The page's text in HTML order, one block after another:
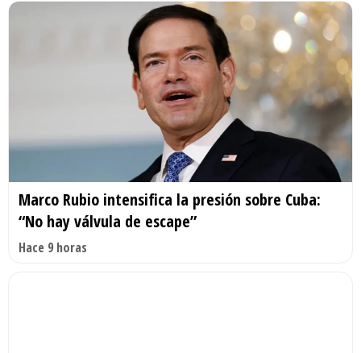
Marco Rubio intensifica la presión sobre Cuba:
“No hay válvula de escape”
Hace 9 horas